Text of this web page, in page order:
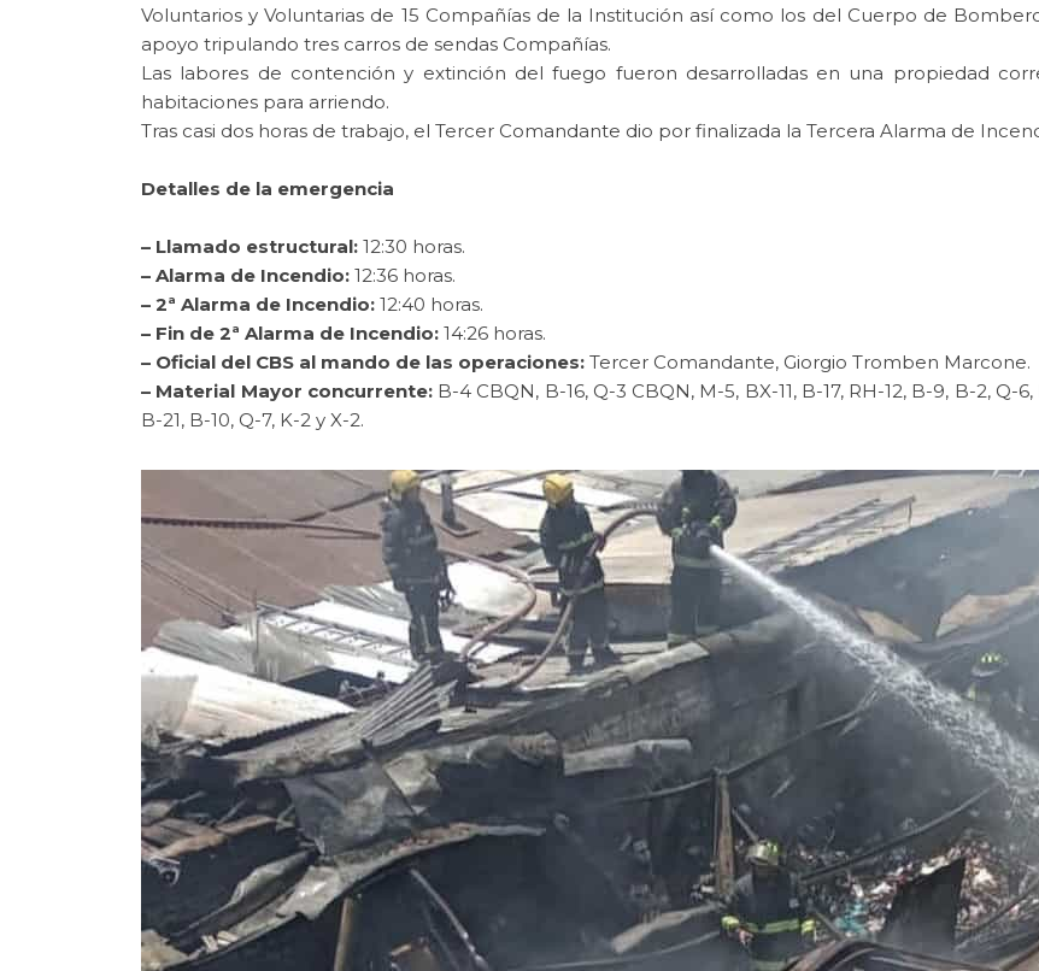
Voluntarios y Voluntarias de 15 Compañías de la Institución así como los del Cuerpo de
apoyo tripulando tres carros de sendas Compañías.
Las labores de contención y extinción del fuego fueron desarrolladas en una propiedad
habitaciones para arriendo.
Tras casi dos horas de trabajo, el Tercer Comandante dio por finalizada la Tercera Alarma de
Detalles de la emergencia
– Llamado estructural: 12:30 horas.
– Alarma de Incendio: 12:36 horas.
– 2ª Alarma de Incendio: 12:40 horas.
– Fin de 2ª Alarma de Incendio: 14:26 horas.
– Oficial del CBS al mando de las operaciones: Tercer Comandante, Giorgio Tromben Marcone.
– Material Mayor concurrente:B-4 CBQN, B-16, Q-3 CBQN, M-5, BX-11, B-17, RH-12, B-9, B-2, Q-
B-21, B-10, Q-7, K-2 y X-2.